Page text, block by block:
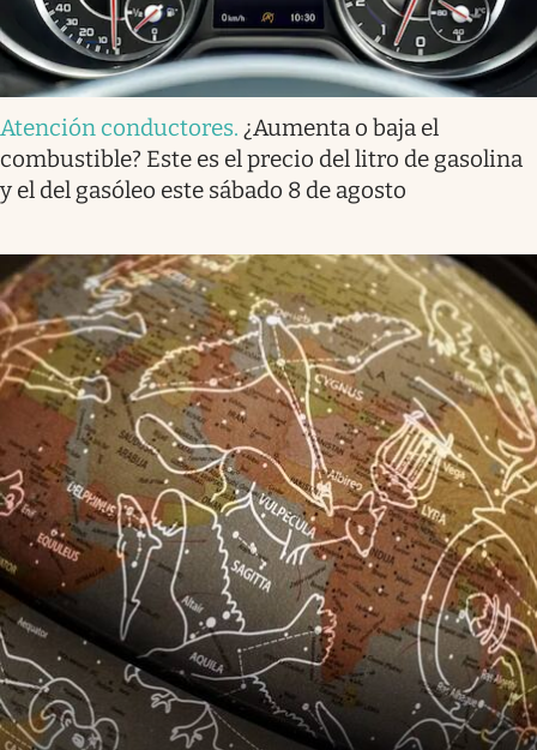
Atención conductores. ¿Aumenta o baja el
combustible? Este es el precio del litro de gasolina
y el del gasóleo este sábado 8 de agosto